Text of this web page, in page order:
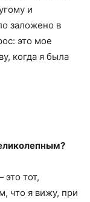
и
заложено в
это мое
когда я была
тот,
что я вижу, при